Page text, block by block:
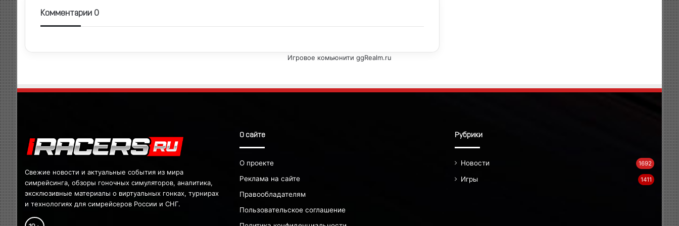
Комментарии 0
Игровое комьюнити ggRealm.ru
Свежие новости и актуальные события из мира
симрейсинга, обзоры гоночных симуляторов, аналитика,
эксклюзивные материалы о виртуальных гонках, турнирах
и технологиях для симрейсеров России и СНГ.
О сайте
О проекте
Реклама на сайте
Правообладателям
Пользовательское соглашение
Рубрики
Новости 1692
Игры 1411